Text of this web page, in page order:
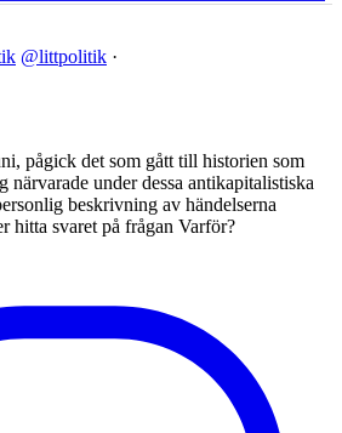
@littpolitik ·
pågick det som gått till historien som
närvarade under dessa antikapitalistiska
beskrivning av händelserna
hitta svaret på frågan Varför?